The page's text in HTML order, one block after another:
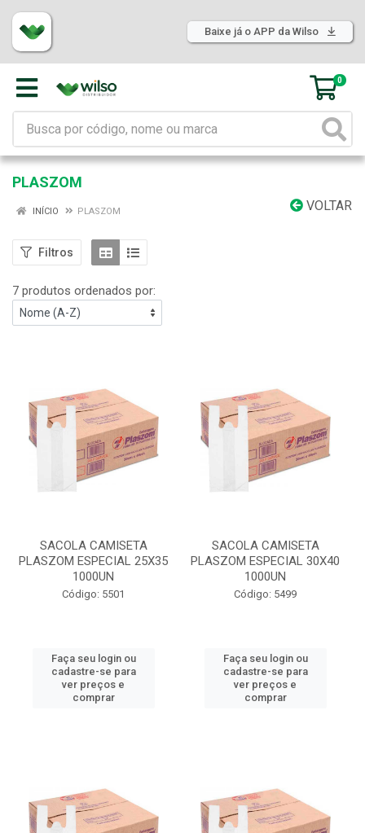
Baixe já o APP da Wilso
0
PLASZOM
VOLTAR
INÍCIO PLASZOM
Filtros
7 produtos ordenados por:
SACOLA CAMISETA
PLASZOM ESPECIAL 25X35
1000UN
Código: 5501
Faça seu login ou
cadastre-se para
ver preços e
comprar
SACOLA CAMISETA
PLASZOM ESPECIAL 30X40
1000UN
Código: 5499
Faça seu login ou
cadastre-se para
ver preços e
comprar